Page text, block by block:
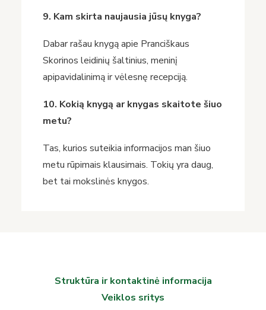
9. Kam skirta naujausia jūsų knyga?
Dabar rašau knygą apie Pranciškaus
Skorinos leidinių šaltinius, meninį
apipavidalinimą ir vėlesnę recepciją.
10. Kokią knygą ar knygas skaitote šiuo
metu?
Tas, kurios suteikia informacijos man šiuo
metu rūpimais klausimais. Tokių yra daug,
bet tai mokslinės knygos.
Struktūra ir kontaktinė informacija
Veiklos sritys